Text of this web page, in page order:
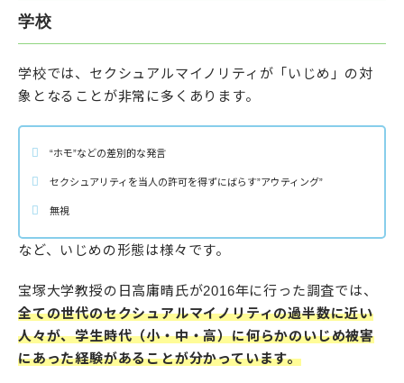
学校
学校では、セクシュアルマイノリティが「いじめ」の対
象となることが非常に多くあります。
“ホモ”などの差別的な発言
セクシュアリティを当人の許可を得ずにばらす”アウティング”
無視
など、いじめの形態は様々です。
宝塚大学教授の日高庸晴氏が2016年に行った調査では、
全ての世代のセクシュアルマイノリティの過半数に近い
人々が、学生時代（小・中・高）に何らかのいじめ被害
にあった経験があることが分かっています。